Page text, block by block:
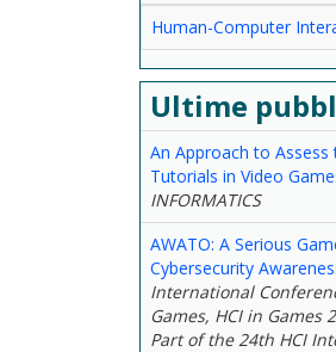
Human-Computer
Ultime
An Approach to
Tutorials in Video
INFORMATICS
AWATO: A Serious
Cybersecurity
International
Games, HCI in Games
Part of the 24th HCI